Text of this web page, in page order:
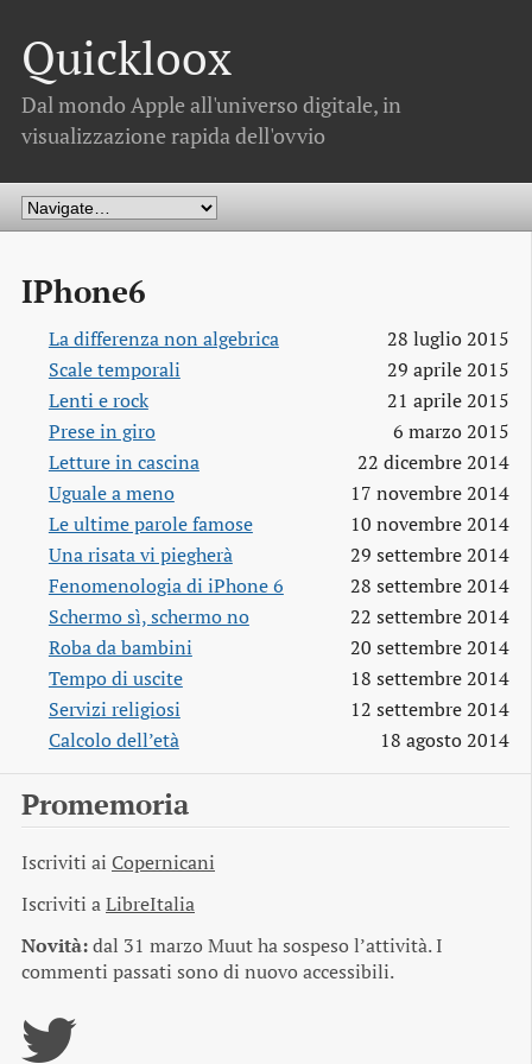
Quickloox
Dal mondo Apple all'universo digitale, in
visualizzazione rapida dell'ovvio
IPhone6
La differenza non algebrica
28 luglio 2015
Scale temporali
29 aprile 2015
Lenti e rock
21 aprile 2015
Prese in giro
6 marzo 2015
Letture in cascina
22 dicembre 2014
Uguale a meno
17 novembre 2014
Le ultime parole famose
10 novembre 2014
Una risata vi piegherà
29 settembre 2014
Fenomenologia di iPhone 6
28 settembre 2014
Schermo sì, schermo no
22 settembre 2014
Roba da bambini
20 settembre 2014
Tempo di uscite
18 settembre 2014
Servizi religiosi
12 settembre 2014
Calcolo dell’età
18 agosto 2014
Promemoria
Iscriviti ai Copernicani
Iscriviti aLibreItalia
Novità:dal 31 marzo Muut ha sospeso l’attività. I
commenti passati sono di nuovo accessibili.